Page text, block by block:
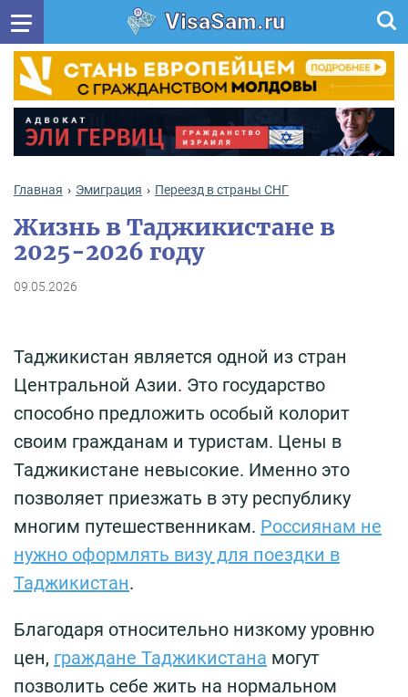
VisaSam.ru
Главная Эмиграция Переезд в страны СНГ
Жизнь в Таджикистане в
2025-2026 году
09.05.2026
Таджикистан является одной из стран
Центральной Азии. Это государство
способно предложить особый колорит
своим гражданам и туристам. Цены в
Таджикистане невысокие. Именно это
позволяет приезжать в эту республику
многим путешественникам. Россиянам не
нужно оформлять визу для поездки в
Таджикистан.
Благодаря относительно низкому уровню
цен, граждане Таджикистана могут
позволить себе жить на нормальном